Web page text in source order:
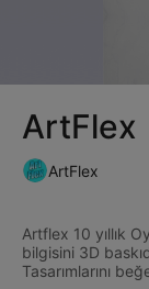
ArtFlex
ArtFlex
Artflex 10 yıllık
bilgisini 3D